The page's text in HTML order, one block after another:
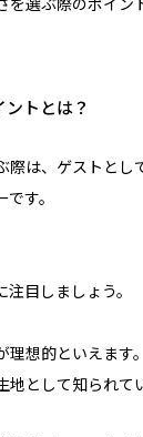
を選ぶ際のポイン
トとは？
際は、ゲストとし
す。
目しましょう。
理想的といえます
地として知られて